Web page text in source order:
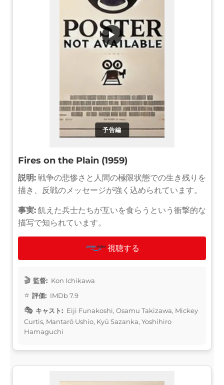
予告編
▶
Fires on the Plain (1959)
説明: 戦争の悲惨さと人間の極限状態での生き残りを
描き、反戦のメッセージが強く込められています。
事実: 飢えた兵士たちが互いを食らうという衝撃的な
描写で知られています。
視聴する
監督: Kon Ichikawa
評価: IMDb 7.9
キャスト: Eiji Funakoshi, Osamu Takizawa, Mickey
Curtis, Mantarō Ushio, Kyū Sazanka, Yoshihiro
Hamaguchi